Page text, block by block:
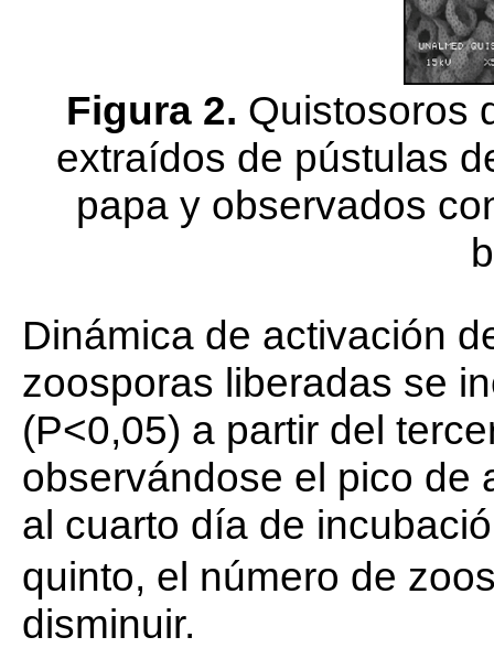
Figura 2. Quistosoros
extraídos de pústulas
papa y observados
Dinámica de activación
zoosporas liberadas se
(P<0,05) a partir del
observándose el pico de
al cuarto día de
quinto, el número de
disminuir.